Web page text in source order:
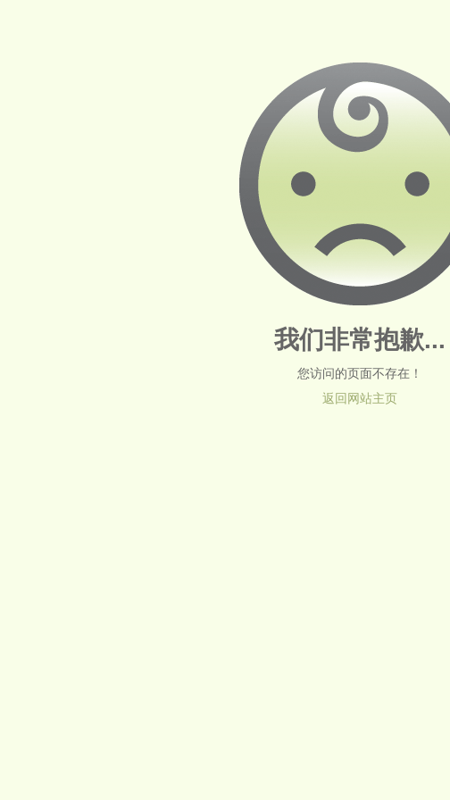
我们非常抱歉...
您访问的页面不存在！
返回网站主页